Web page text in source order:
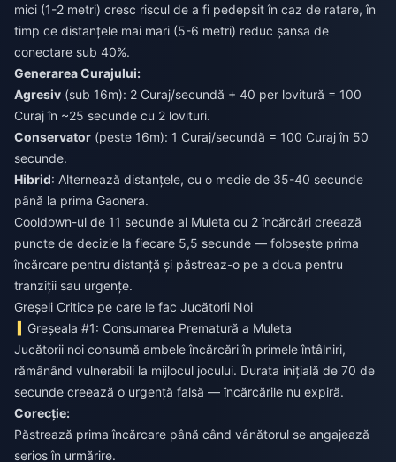
mici (1-2 metri) cresc riscul de a fi pedepsit în caz de ratare, în
timp ce distanțele mai mari (5-6 metri) reduc șansa de
conectare sub 40%.
Generarea Curajului:
Agresiv (sub 16m): 2 Curaj/secundă + 40 per lovitură = 100
Curaj în ~25 secunde cu 2 lovituri.
Conservator (peste 16m): 1 Curaj/secundă = 100 Curaj în 50
secunde.
Hibrid: Alternează distanțele, cu o medie de 35-40 secunde
până la prima Gaonera.
Cooldown-ul de 11 secunde al Muleta cu 2 încărcări creează
puncte de decizie la fiecare 5,5 secunde — folosește prima
încărcare pentru distanță și păstreaz-o pe a doua pentru
tranziții sau urgențe.
Greșeli Critice pe care le fac Jucătorii Noi
Greșeala #1: Consumarea Prematură a Muleta
Jucătorii noi consumă ambele încărcări în primele întâlniri,
rămânând vulnerabili la mijlocul jocului. Durata inițială de 70 de
secunde creează o urgență falsă — încărcările nu expiră.
Corecție:
Păstrează prima încărcare până când vânătorul se angajează
serios în urmărire.